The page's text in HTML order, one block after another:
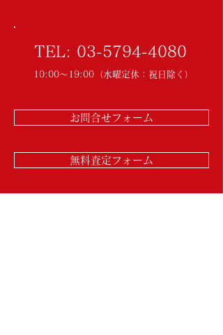
TEL: 03-5794-4080
10:00～19:00（水曜定休：祝日除く）
お問合せフォーム
無料査定フォーム